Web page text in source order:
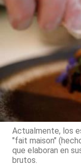
Actualmente, los
"fait maison"
que elaboran en
brutos.